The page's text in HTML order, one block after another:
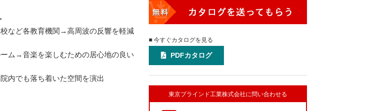
校など各教育機関→高周波の反響を軽減
ーム→音楽を楽しむための居心地の良い
内でも落ち着いた空間を演出
■ 今すぐカタログを見る
PDFカタログ
東京ブラインド工業株式会社に問い合わせる